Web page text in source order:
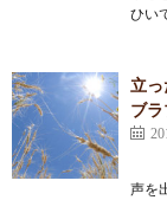
ひい
立
ブラ
声を